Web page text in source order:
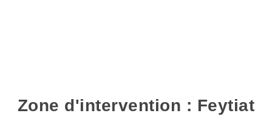
Zone d'intervention : Feytiat